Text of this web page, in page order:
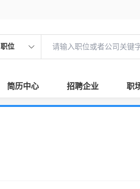
职位
简历中心 招聘企业 职